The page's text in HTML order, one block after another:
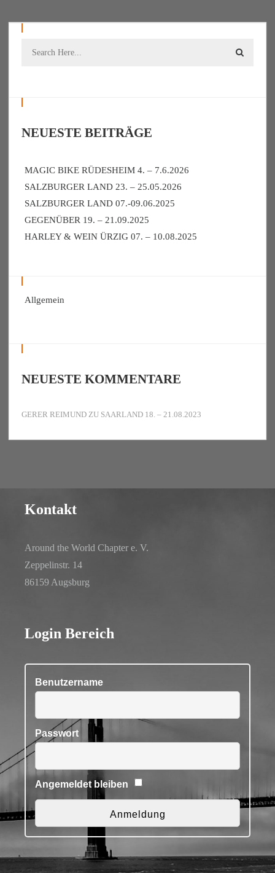
NEUESTE BEITRÄGE
MAGIC BIKE RÜDESHEIM 4. – 7.6.2026
SALZBURGER LAND 23. – 25.05.2026
SALZBURGER LAND 07.-09.06.2025
GEGENÜBER 19. – 21.09.2025
HARLEY & WEIN ÜRZIG 07. – 10.08.2025
Allgemein
NEUESTE KOMMENTARE
GERER REIMUND ZU SAARLAND 18. – 21.08.2023
Kontakt
Around the World Chapter e. V.
Zeppelinstr. 14
86159 Augsburg
Login Bereich
Benutzername
Passwort
Angemeldet bleiben